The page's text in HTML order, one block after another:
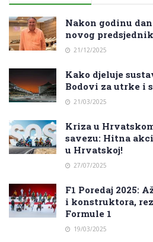
Nakon godinu
novog
21/12/2025
Kako djeluje
Bodovi za utrke i
21/03/2025
Kriza u
savezu: Hitna
u Hrvatskoj!
27/07/2025
F1 Poredaj 2025:
i konstruktora,
Formule 1
19/03/2025